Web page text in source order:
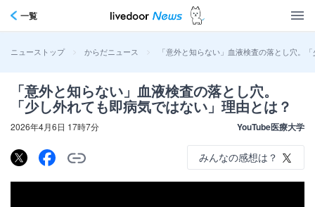
一覧
ニューストップ > からだニュース > 「意外と知らない」血液検査の落とし穴。
「意外と知らない」血液検査の落とし穴。
「少し外れても即病気ではない」理由とは？
2026年4月6日 17時7分 YouTube医療大学
みんなの感想は？